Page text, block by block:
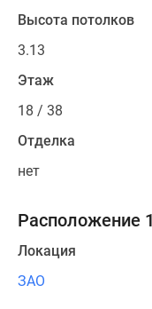
Высота потолков
3.13
Этаж
18 / 38
Отделка
нет
Расположение
Локация
ЗАО